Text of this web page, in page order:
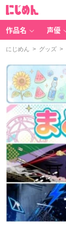
作品名 声優
にじめん > グッズ >